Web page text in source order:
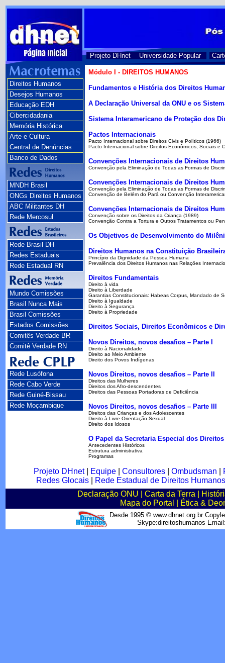
Projeto DHnet Universidade Popular
Direitos Humanos
Desejos Humanos
Educação EDH
Cibercidadania
Memória Histórica
Arte e Cultura
Central de Denúncias
Banco de Dados
MNDH Brasil
ONGs Direitos Humanos
ABC Militantes DH
Rede Mercosul
Rede Brasil DH
Redes Estaduais
Rede Estadual RN
Mundo Comissões
Brasil Nunca Mais
Brasil Comissões
Estados Comissões
Comitês Verdade BR
Comitê Verdade RN
Rede Lusófona
Rede Cabo Verde
Rede Guiné-Bissau
Rede Moçambique
Módulo I - DIREITOS HUMANOS
Fundamentos e História dos Direitos
A Declaração Universal da ONU e os
Sistema Interamericano de Proteção dos
Pactos Internacionais
Pacto Internacional sobre Direitos Civis e Políticos (1966)
Pacto Internacional sobre Direitos Econômicos, Sociais e
Convenções Internacionais de Direitos
Convenção pela Eliminação de Todas as Formas de
Convenções Internacionais de Direitos
Convenção pela Eliminação de Todas as Formas de
Convenção de Belém do Pará ou Convenção
Convenções Internacionais de Direitos
Convenção sobre os Direitos da Criança (1989)
Convenção Contra a Tortura e Outros Tratamentos ou
Os Objetivos de Desenvolvimento do
Direitos Humanos na Constituição
Princípio da Dignidade da Pessoa Humana
Prevalência dos Direitos Humanos nas Relações
Direitos Fundamentais
Direito à vida
Direito à Liberdade
Garantias Constitucionais: Habeas Corpus, Mandado de
Direito à Igualdade
Direito à Segurança
Direito à Propriedade
Direitos Sociais, Direitos Econômicos e
Novos Direitos, novos desafios – Parte I
Direito à Nacionalidade
Direito ao Meio Ambiente
Direito dos Povos Indígenas
Novos Direitos, novos desafios – Parte II
Direitos das Mulheres
Direitos dos Afro-descendentes
Direitos das Pessoas Portadoras de Deficiência
Novos Direitos, novos desafios – Parte III
Direitos das Crianças e dos Adolescentes
Direito à Livre Orientação Sexual
Direito dos Idosos
O Papel da Secretaria Especial dos
Antecedentes Históricos
Estrutura administrativa
Programas
Projeto DHnet| Equipe| Consultores| Ombudsman
Redes Glocais|
Rede Estadual de Direitos
Declaração ONU
Carta da Terra
Mapa do Portal
Ética &
Desde 1995 © www.dhnet.org.br
Skype:direitoshumanos